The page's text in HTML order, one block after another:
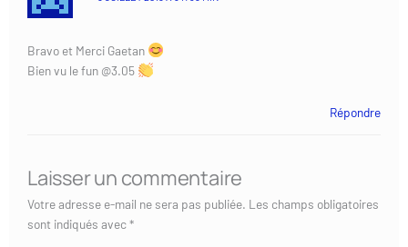
Bravo et Merci Gaetan
Bien vu le fun @3.05
Répondre
Laisser un commentaire
Votre adresse e-mail ne sera pas publiée. Les champs obligatoires
sont indiqués avec*